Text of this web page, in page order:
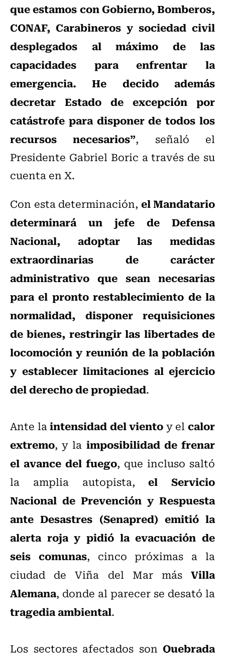
que estamos con Gobierno, Bomberos,
CONAF, Carabineros y sociedad civil
desplegados al máximo de las
capacidades para enfrentar la
emergencia. He decido además
decretar Estado de excepción por
catástrofe para disponer de todos los
recursos necesarios”, señaló el
Presidente Gabriel Boric a través de su
cuenta en X.
Con esta determinación, el Mandatario
determinará un jefe de Defensa
Nacional, adoptar las medidas
extraordinarias de carácter
administrativo que sean necesarias
para el pronto restablecimiento de la
normalidad, disponer requisiciones
de bienes, restringir las libertades de
locomoción y reunión de la población
y establecer limitaciones al ejercicio
del derecho de propiedad.
Ante laintensidad del vientoy elcalor
extremo, y la imposibilidad de frenar
el avance del fuego, que incluso saltó
la amplia autopista,el Servicio
Nacional de Prevención y Respuesta
ante Desastres (Senapred) emitió la
alerta roja y pidió la evacuación de
seis comunas, cinco próximas a la
ciudad de Viña del Mar más Villa
Alemana, donde al parecer se desató la
tragedia ambiental.
Los sectores afectados son Quebrada